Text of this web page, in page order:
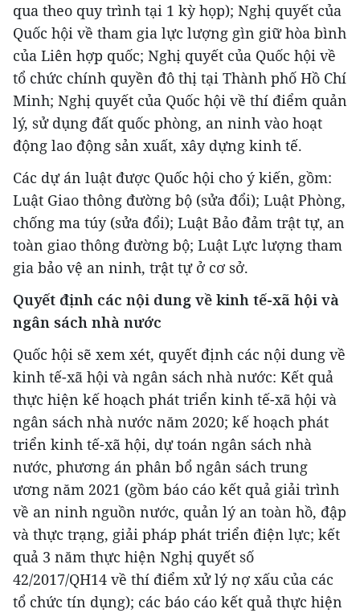
qua theo quy trình tại 1 kỳ họp); Nghị quyết của
Quốc hội về tham gia lực lượng gìn giữ hòa bình
của Liên hợp quốc; Nghị quyết của Quốc hội về
tổ chức chính quyền đô thị tại Thành phố Hồ Chí
Minh; Nghị quyết của Quốc hội về thí điểm quản
lý, sử dụng đất quốc phòng, an ninh vào hoạt
động lao động sản xuất, xây dựng kinh tế.
Các dự án luật được Quốc hội cho ý kiến, gồm:
Luật Giao thông đường bộ (sửa đổi); Luật Phòng,
chống ma túy (sửa đổi); Luật Bảo đảm trật tự, an
toàn giao thông đường bộ; Luật Lực lượng tham
gia bảo vệ an ninh, trật tự ở cơ sở.
Quyết định các nội dung về kinh tế-xã hội và
ngân sách nhà nước
Quốc hội sẽ xem xét, quyết định các nội dung về
kinh tế-xã hội và ngân sách nhà nước: Kết quả
thực hiện kế hoạch phát triển kinh tế-xã hội và
ngân sách nhà nước năm 2020; kế hoạch phát
triển kinh tế-xã hội, dự toán ngân sách nhà
nước, phương án phân bổ ngân sách trung
ương năm 2021 (gồm báo cáo kết quả giải trình
về an ninh nguồn nước, quản lý an toàn hồ, đập
và thực trạng, giải pháp phát triển điện lực; kết
quả 3 năm thực hiện Nghị quyết số
42/2017/QH14 về thí điểm xử lý nợ xấu của các
tổ chức tín dụng); các báo cáo kết quả thực hiện